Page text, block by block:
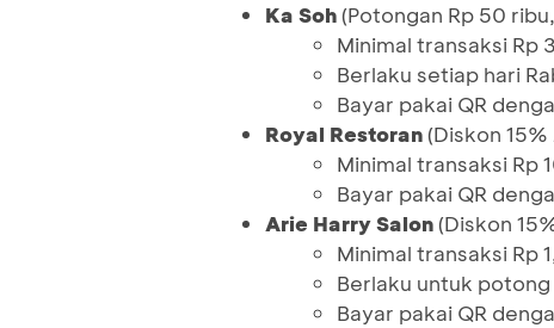
Ka Soh(Potongan Rp 50
Minimal transaksi Rp
Berlaku setiap hari
Bayar pakai QR
Royal Restoran(Diskon
Minimal transaksi Rp
Bayar pakai QR
Arie Harry Salon(Diskon
Minimal transaksi Rp
Berlaku untuk
Bayar pakai QR